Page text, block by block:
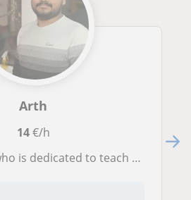
Arth
14€/h
is dedicated to teach you.